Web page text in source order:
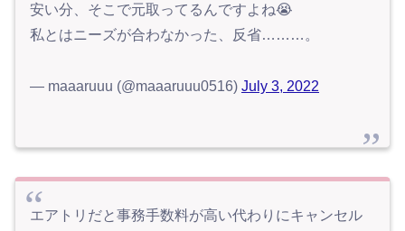
安い分、そこで元取ってるんですよね😭
私とはニーズが合わなかった、反省………。
— maaaruuu (@maaaruuu0516) July 3, 2022
エアトリだと事務手数料が高い代わりにキャンセル